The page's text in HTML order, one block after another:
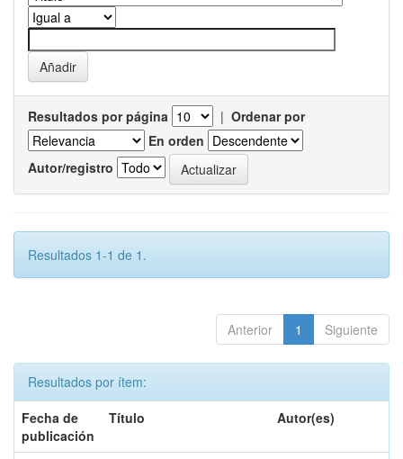
Resultados por página | Ordenar por
En orden
Autor/registro
Resultados 1-1 de 1.
Anterior 1 Siguiente
Resultados por ítem:
Fecha de
publicación
Título Autor(es)